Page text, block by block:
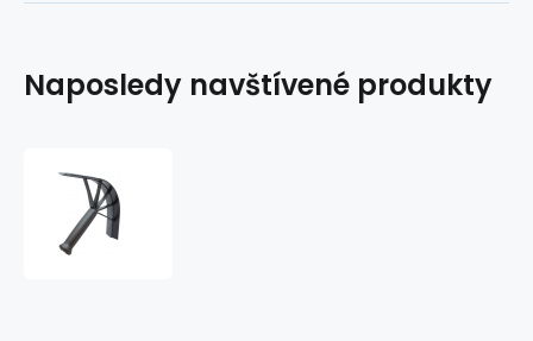
Naposledy navštívené produkty